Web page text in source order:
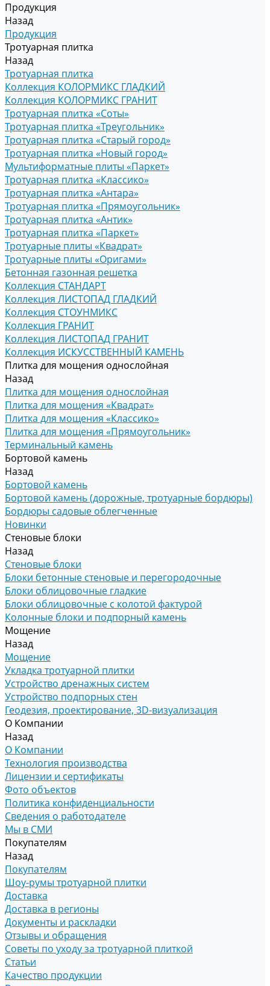
Продукция
Назад
Продукция
Тротуарная плитка
Назад
Тротуарная плитка
Коллекция КОЛОРМИКС ГЛАДКИЙ
Коллекция КОЛОРМИКС ГРАНИТ
Тротуарная плитка «Соты»
Тротуарная плитка «Треугольник»
Тротуарная плитка «Старый город»
Тротуарная плитка «Новый город»
Мультиформатные плиты «Паркет»
Тротуарная плитка «Классико»
Тротуарная плитка «Антара»
Тротуарная плитка «Прямоугольник»
Тротуарная плитка «Антик»
Тротуарная плитка «Паркет»
Тротуарные плиты «Квадрат»
Тротуарные плиты «Оригами»
Бетонная газонная решетка
Коллекция СТАНДАРТ
Коллекция ЛИСТОПАД ГЛАДКИЙ
Коллекция СТОУНМИКС
Коллекция ГРАНИТ
Коллекция ЛИСТОПАД ГРАНИТ
Коллекция ИСКУССТВЕННЫЙ КАМЕНЬ
Плитка для мощения однослойная
Назад
Плитка для мощения однослойная
Плитка для мощения «Квадрат»
Плитка для мощения «Классико»
Плитка для мощения «Прямоугольник»
Терминальный камень
Бортовой камень
Назад
Бортовой камень
Бортовой камень (дорожные, тротуарные бордюры)
Бордюры садовые облегченные
Новинки
Стеновые блоки
Назад
Стеновые блоки
Блоки бетонные стеновые и перегородочные
Блоки облицовочные гладкие
Блоки облицовочные с колотой фактурой
Колонные блоки и подпорный камень
Мощение
Назад
Мощение
Укладка тротуарной плитки
Устройство дренажных систем
Устройство подпорных стен
Геодезия, проектирование, 3D-визуализация
О Компании
Назад
О Компании
Технология производства
Лицензии и сертификаты
Фото объектов
Политика конфиденциальности
Сведения о работодателе
Мы в СМИ
Покупателям
Назад
Покупателям
Шоу-румы тротуарной плитки
Доставка
Доставка в регионы
Документы и раскладки
Отзывы и обращения
Советы по уходу за тротуарной плиткой
Статьи
Качество продукции